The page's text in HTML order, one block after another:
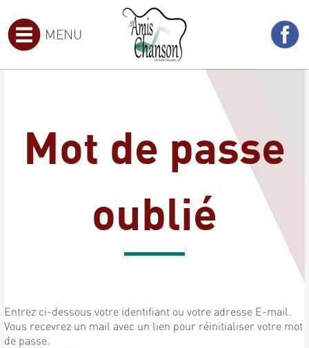
MENU
Mot de passe
oublié
Entrez ci-dessous votre identifiant ou votre adresse E-mail.
Vous recevrez un mail avec un lien pour réinitialiser votre mot
de passe.